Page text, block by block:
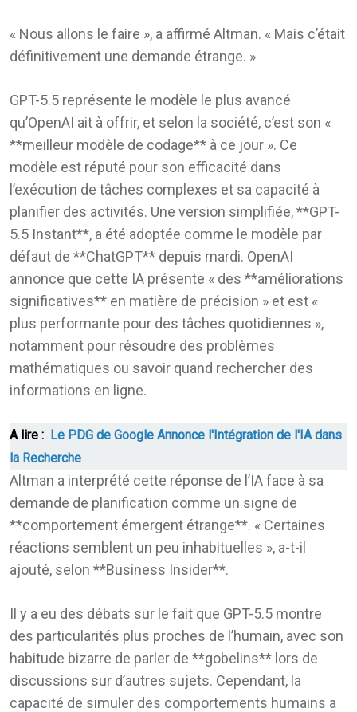
« Nous allons le faire », a affirmé Altman. « Mais c’était
définitivement une demande étrange. »
GPT-5.5 représente le modèle le plus avancé
qu’OpenAI ait à offrir, et selon la société, c’est son «
**meilleur modèle de codage** à ce jour ». Ce
modèle est réputé pour son efficacité dans
l’exécution de tâches complexes et sa capacité à
planifier des activités. Une version simplifiée, **GPT-
5.5 Instant**, a été adoptée comme le modèle par
défaut de **ChatGPT** depuis mardi. OpenAI
annonce que cette IA présente « des **améliorations
significatives** en matière de précision » et est «
plus performante pour des tâches quotidiennes »,
notamment pour résoudre des problèmes
mathématiques ou savoir quand rechercher des
informations en ligne.
A lire : Le PDG de Google Annonce l'Intégration de l'IA dans
la Recherche
Altman a interprété cette réponse de l’IA face à sa
demande de planification comme un signe de
**comportement émergent étrange**. « Certaines
réactions semblent un peu inhabituelles », a-t-il
ajouté, selon **Business Insider**.
Il y a eu des débats sur le fait que GPT-5.5 montre
des particularités plus proches de l’humain, avec son
habitude bizarre de parler de **gobelins** lors de
discussions sur d’autres sujets. Cependant, la
capacité de simuler des comportements humains a